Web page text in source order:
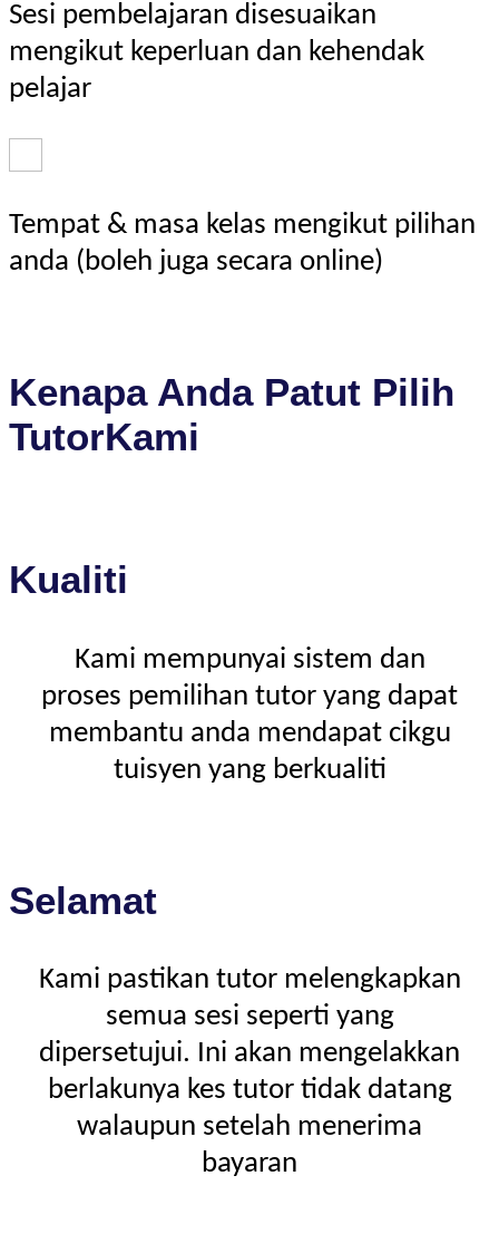
Sesi pembelajaran disesuaikan
mengikut keperluan dan kehendak
pelajar
Tempat & masa kelas mengikut pilihan
anda (boleh juga secara online)
Kenapa Anda Patut Pilih
TutorKami
Kualiti
Kami mempunyai sistem dan
proses pemilihan tutor yang dapat
membantu anda mendapat cikgu
tuisyen yang berkualiti
Selamat
Kami pastikan tutor melengkapkan
semua sesi seperti yang
dipersetujui. Ini akan mengelakkan
berlakunya kes tutor tidak datang
walaupun setelah menerima
bayaran